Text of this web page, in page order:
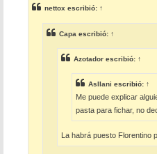
s
anettox escribió: ↑
Capa escribió: ↑
Azotador escribió: ↑
Asllani escribió: ↑
Me puede explicar
pasta para fichar, no
La habrá puesto Florentino